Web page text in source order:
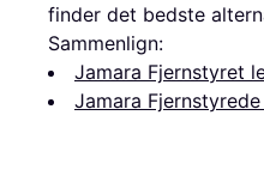
finder det bedste
Sammenlign:
Jamara Fjernstyret
Jamara